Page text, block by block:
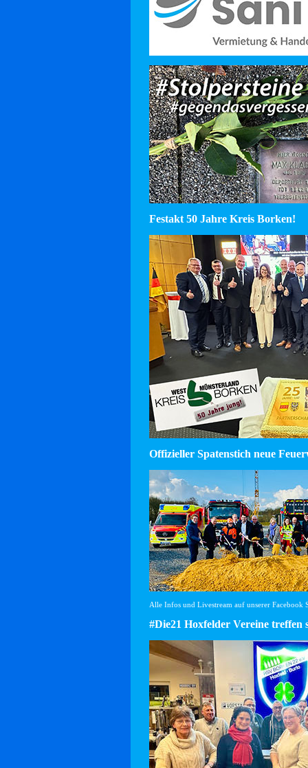
Festakt 50 Jahre Kreis Borken!
Offizieller Spatenstich neue
Alle Infos und Livestream auf unserer Facebook
#Die21 Hoxfelder Vereine treffen